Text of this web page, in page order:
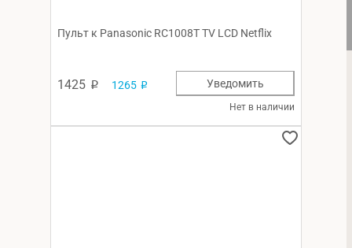
Пульт к Panasonic RC1008T TV LCD Netflix
1425 p 1265 p
Нет в наличии
Уведомить